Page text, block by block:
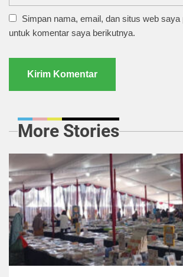
Simpan nama, email, dan situs web saya
untuk komentar saya berikutnya.
More Stories